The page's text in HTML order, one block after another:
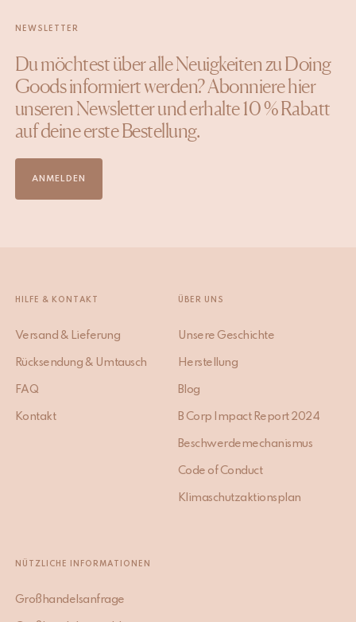
NEWSLETTER
Du möchtest über alle Neuigkeiten zu Doing
Goods informiert werden? Abonniere hier
unseren Newsletter und erhalte 10 % Rabatt
auf deine erste Bestellung.
ANMELDEN
HILFE & KONTAKT
Versand & Lieferung
Rücksendung & Umtausch
FAQ
Kontakt
ÜBER UNS
Unsere Geschichte
Herstellung
Blog
B Corp Impact Report 2024
Beschwerdemechanismus
Code of Conduct
Klimaschutzaktionsplan
NÜTZLICHE INFORMATIONEN
Großhandelsanfrage